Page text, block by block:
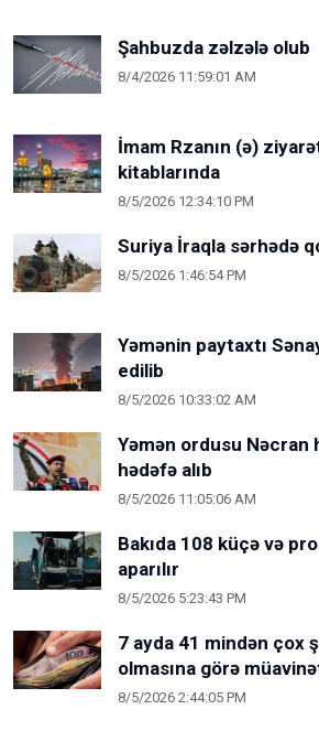
Şahbuzda zəlzələ olub
8/4/2026 11:59:01 AM
İmam Rzanın (ə)
kitablarında
8/5/2026 12:34:10 PM
Suriya İraqla sərhədə
8/5/2026 1:46:54 PM
Yəmənin paytaxtı
edilib
8/5/2026 10:33:02 AM
Yəmən ordusu Nəcran
hədəfə alıb
8/5/2026 11:05:06 AM
Bakıda 108 küçə və
aparılır
8/5/2026 5:23:43 PM
7 ayda 41 mindən çox
olmasına görə
8/5/2026 2:44:05 PM